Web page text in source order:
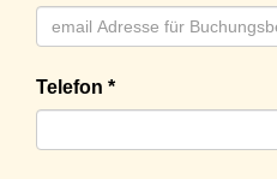
Telefon *